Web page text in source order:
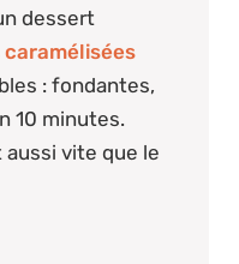
dessert
caramélisées
: fondantes,
10 minutes.
aussi vite que le